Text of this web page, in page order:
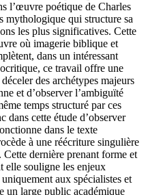
sur la palingénésie et la
l’œuvre poétique de Charles
mythologique qui structure sa
les plus significatives. Cette
où imagerie biblique et
dans un intéressant
ce travail offre une
des archétypes majeurs
et d’observer l’ambiguïté
temps structuré par ces
cette étude d’observer
dans le texte
à une réécriture singulière
dernière prenant forme et
elle souligne les enjeux
aux spécialistes et